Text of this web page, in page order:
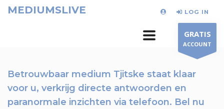
MEDIUMSLIVE LOG IN
GRATIS
ACCOUNT
Betrouwbaar medium Tjitske staat klaar
voor u, verkrijg directe antwoorden en
paranormale inzichten via telefoon. Bel nu